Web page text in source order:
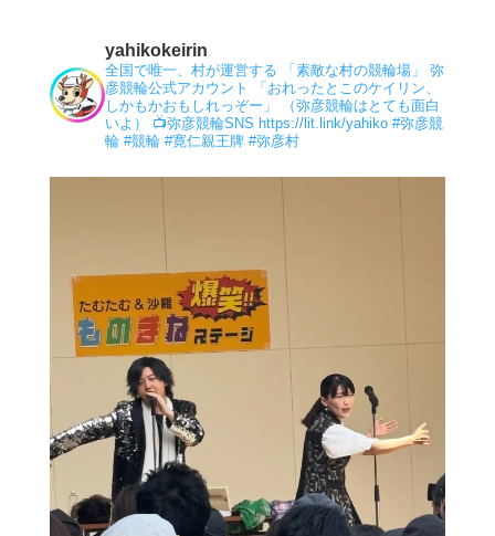
yahikokeirin
全国で唯一、村が運営する 「素敵な村の競輪場」 弥
彦競輪公式アカウント 「おれったとこのケイリン、
しかもかおもしれっぞー」 （弥彦競輪はとても面白
いよ） 📺弥彦競輪SNS https://lit.link/yahiko #弥彦競
輪 #競輪 #寛仁親王牌#弥彦村